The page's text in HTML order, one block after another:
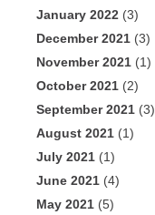
January 2022 (3)
December 2021 (3)
November 2021 (1)
October 2021 (2)
September 2021 (3)
August 2021 (1)
July 2021 (1)
June 2021 (4)
May 2021 (5)